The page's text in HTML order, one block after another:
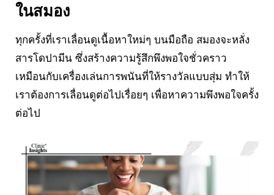
ในสมอง
ทุกครั้งที่เราเลื่อนดูเนื้อหาใหม่ๆ บนมือถือ สมองจะหลั่ง
สารโดปามีน ซึ่งสร้างความรู้สึกพึงพอใจชั่วคราว
เหมือนกับเครื่องเล่นการพนันที่ให้รางวัลแบบสุ่ม ทำให้
เราต้องการเลื่อนดูต่อไปเรื่อยๆ เพื่อหาความพึงพอใจครั้ง
ต่อไป